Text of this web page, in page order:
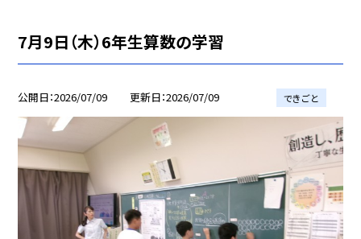
7月9日（木）6年生算数の学習
公開日 2026/07/09 更新日 2026/07/09 できごと